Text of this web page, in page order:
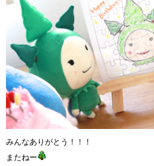
みんなありがとう！！！
またねー